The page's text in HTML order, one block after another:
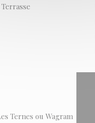
Ternes ou Wagram